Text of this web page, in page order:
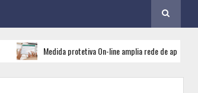
Medida protetiva On-line amplia rede de apoio e segurança